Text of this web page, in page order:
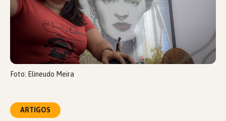
ARTIGOS
Foto: Elineudo Meira